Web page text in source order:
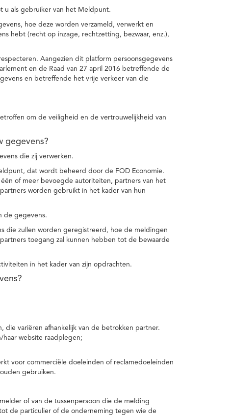
u als gebruiker van het Meldpunt.
hoe deze worden verzameld, verwerkt en
hebt (recht op inzage, rechtzetting, bezwaar, enz.),
Aangezien dit platform persoonsgegevens
en de Raad van 27 april 2016 betreffende de
en betreffende het vrije verkeer van die
om de veiligheid en de vertrouwelijkheid van
gegevens?
die zij verwerken.
dat wordt beheerd door de FOD Economie.
of meer bevoegde autoriteiten, partners van het
worden gebruikt in het kader van hun
de gegevens.
die zullen worden geregistreerd, hoe de meldingen
toegang zal kunnen hebben tot de bewaarde
in het kader van zijn opdrachten.
variëren afhankelijk van de betrokken partner.
website raadplegen;
voor commerciële doeleinden of reclamedoeleinden
gebruiken.
of van de tussenpersoon die de melding
de particulier of de onderneming tegen wie de